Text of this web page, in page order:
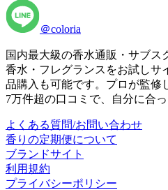
＠coloria
国内最大級の香水通販・サブス
香水・フレグランスをお試しサ
品購入も可能です。プロが監修
7万件超の口コミで、自分に合
よくある質問/お問い合わせ
香りの定期便について
ブランドサイト
利用規約
プライバシーポリシー